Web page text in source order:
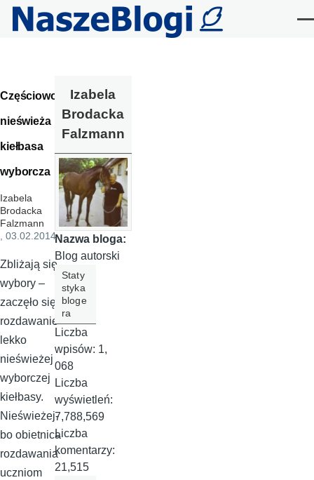
Przejdź do treści
Częściowo
nieświeża
kiełbasa
wyborcza
Izabela
Brodacka
Falzmann
, 03.02.2014
Zbliżają się
wybory –
zaczęło się
rozdawanie
lekko
nieświeżej
wyborczej
kiełbasy.
Nieświeżej-
bo obietnica
rozdawania
uczniom
Izabela
Brodacka
Falzmann
Nazwa bloga:
Blog autorski
Staty
styka
bloge
ra
Liczba
wpisów: 1,
068
Liczba
wyświetleń:
7,788,569
Liczba
komentarzy:
21,515